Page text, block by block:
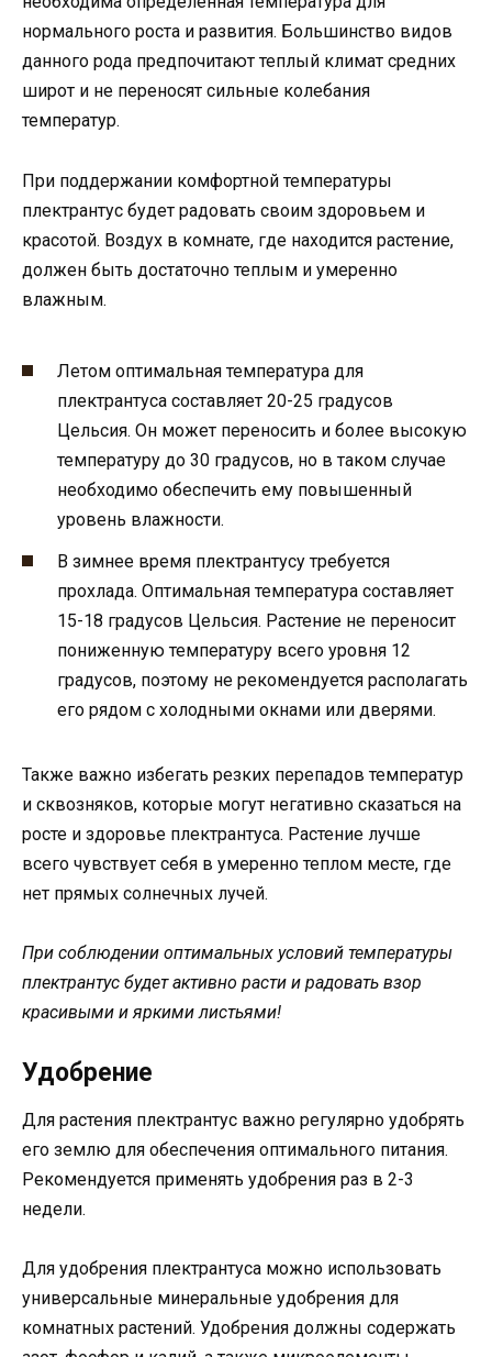
нормального роста и развития. Большинство видов
данного рода предпочитают теплый климат средних
широт и не переносят сильные колебания
температур.
При поддержании комфортной температуры
плектрантус будет радовать своим здоровьем и
красотой. Воздух в комнате, где находится растение,
должен быть достаточно теплым и умеренно
влажным.
Летом оптимальная температура для
плектрантуса составляет 20-25 градусов
Цельсия. Он может переносить и более высокую
температуру до 30 градусов, но в таком случае
необходимо обеспечить ему повышенный
уровень влажности.
В зимнее время плектрантусу требуется
прохлада. Оптимальная температура составляет
15-18 градусов Цельсия. Растение не переносит
пониженную температуру всего уровня 12
градусов, поэтому не рекомендуется располагать
его рядом с холодными окнами или дверями.
Также важно избегать резких перепадов температур
и сквозняков, которые могут негативно сказаться на
росте и здоровье плектрантуса. Растение лучше
всего чувствует себя в умеренно теплом месте, где
нет прямых солнечных лучей.
При соблюдении оптимальных условий температуры
плектрантус будет активно расти и радовать взор
красивыми и яркими листьями!
Удобрение
Для растения плектрантус важно регулярно удобрять
его землю для обеспечения оптимального питания.
Рекомендуется применять удобрения раз в 2-3
недели.
Для удобрения плектрантуса можно использовать
универсальные минеральные удобрения для
комнатных растений. Удобрения должны содержать